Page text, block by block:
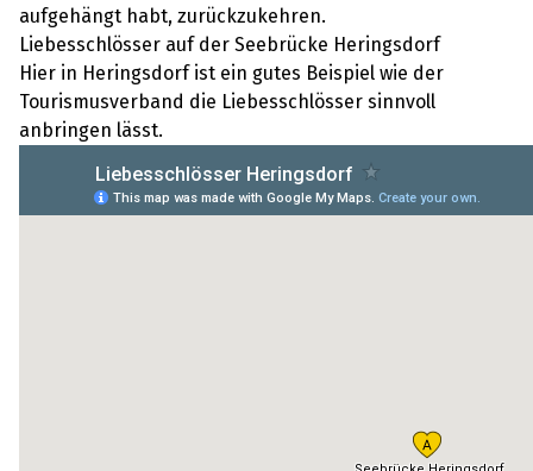
aufgehängt habt, zurückzukehren.
Liebesschlösser auf der Seebrücke Heringsdorf
Hier in Heringsdorf ist ein gutes Beispiel wie der
Tourismusverband die Liebesschlösser sinnvoll
anbringen lässt.